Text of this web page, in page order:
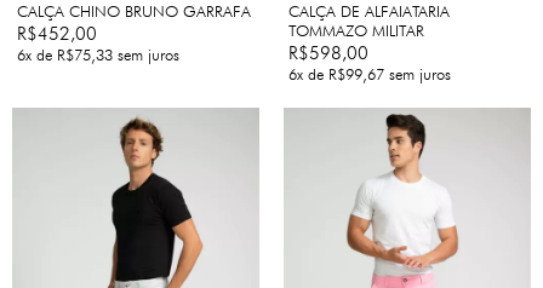
CALÇA CHINO BRUNO GARRAFA
R$452,00
6x de R$75,33 sem juros
CALÇA DE ALFAIATARIA
TOMMAZO MILITAR
R$598,00
6x de R$99,67 sem juros